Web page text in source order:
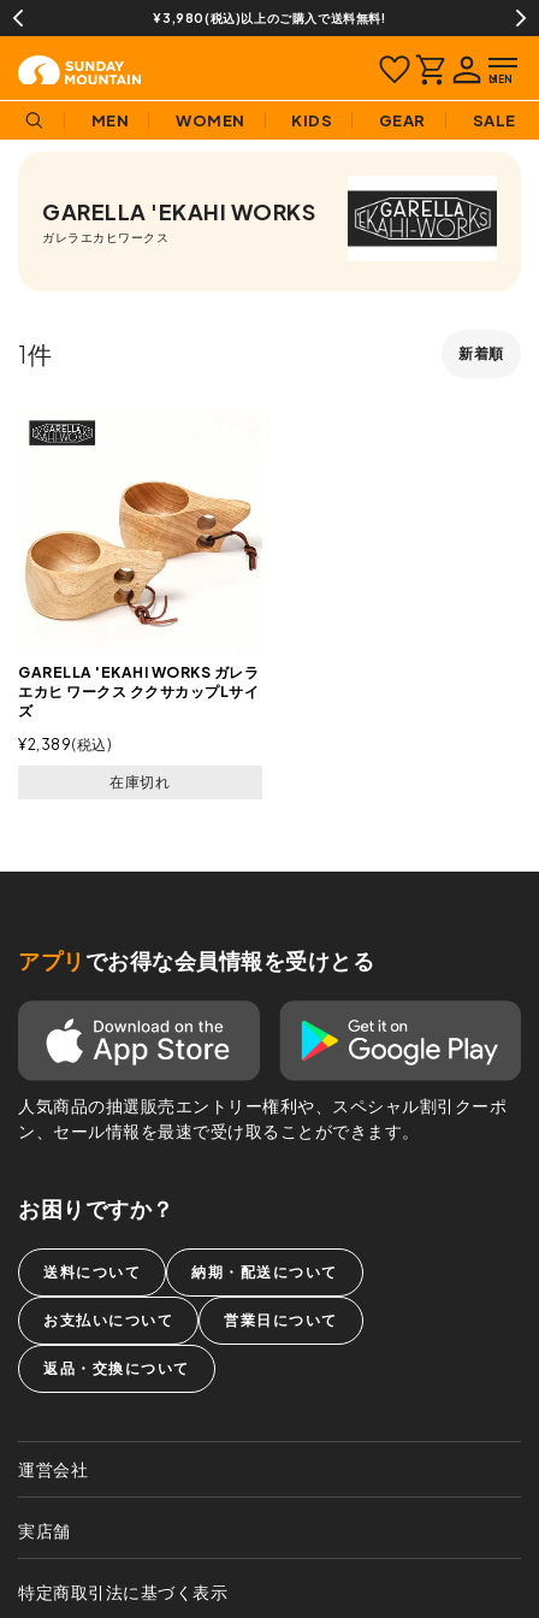
¥3,980(税込)以上のご購入で送料無料!
MEN WOMEN KIDS GEAR SALE
GARELLA 'EKAHI WORKS
ガレラエカヒワークス
新着順
1
GARELLA 'EKAHI WORKS ガレラ
エカヒ ワークス ククサカップLサイ
ズ
¥2,389 税込
在庫切れ
アプリ でお得な会員情報を受けとる
人気商品の抽選販売エントリー権利や、スペシャル割引クーポ
ン、セール情報を最速で受け取ることができます。
お困りですか？
送料について 納期・配送について
お支払いについて 営業日について
返品・交換について
運営会社
実店舗
特定商取引法に基づく表示